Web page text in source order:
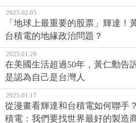
2025.02.05
「地球上最重要的股票」輝達！
台積電的地緣政治問題？
2025.01.29
在美國生活超過50年，黃仁勳告
是認為自己是台灣人
2025.01.17
從漫畫看輝達和台積電如何聯手
積電：我們要找世界最好的製造